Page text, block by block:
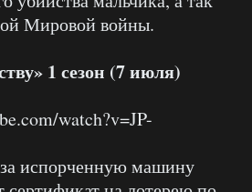
Мировой войны.
1 сезон (7 июля)
watch?v=JP-
испорченную машину